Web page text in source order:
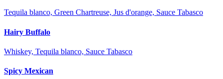
Tequila blanco, Green Chartreuse, Jus d'orange, Sauce Tabasco
Hairy Buffalo
Whiskey, Tequila blanco, Sauce Tabasco
Spicy Mexican